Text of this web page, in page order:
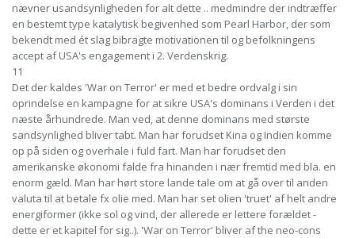
nævner usandsynligheden for alt dette .. medmindre der indtræffer
en bestemt type katalytisk begivenhed som Pearl Harbor, der som
bekendt med ét slag bibragte motivationen til og befolkningens
accept af USA's engagement i 2. Verdenskrig.
11
Det der kaldes 'War on Terror' er med et bedre ordvalg i sin
oprindelse en kampagne for at sikre USA's dominans i Verden i det
næste århundrede. Man ved, at denne dominans med største
sandsynlighed bliver tabt. Man har forudset Kina og Indien komme
op på siden og overhale i fuld fart. Man har forudset den
amerikanske økonomi falde fra hinanden i nær fremtid med bla. en
enorm gæld. Man har hørt store lande tale om at gå over til anden
valuta til at betale fx olie med. Man har set olien 'truet' af helt andre
energiformer (ikke sol og vind, der allerede er lettere forældet -
dette er et kapitel for sig..). 'War on Terror' bliver af the neo-cons